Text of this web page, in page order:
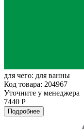
для чего: для ванны
Код товара: 204967
Уточните у менеджера
7440 Р
Подробнее